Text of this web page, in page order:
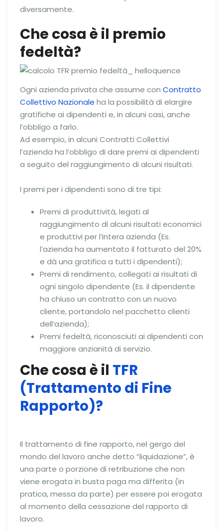
diversamente.
Che cosa è il premio
fedeltà?
Ogni azienda privata che assume con Contratto
Collettivo Nazionale ha la possibilità di elargire
gratifiche ai dipendenti e, in alcuni casi, anche
l’obbligo a farlo.
Ad esempio, in alcuni Contratti Collettivi
l’azienda ha l’obbligo di dare premi ai dipendenti
a seguito del raggiungimento di alcuni risultati.
I premi per i dipendenti sono di tre tipi:
Premi di produttività, legati al
raggiungimento di alcuni risultati economici
e produttivi per l’intera azienda (Es.
l’azienda ha aumentato il fatturato del 20%
e dà una gratifica a tutti i dipendenti);
Premi di rendimento, collegati ai risultati di
ogni singolo dipendente (Es. il dipendente
ha chiuso un contratto con un nuovo
cliente, portandolo nel pacchetto clienti
dell’azienda);
Premi fedeltà, riconosciuti ai dipendenti con
maggiore anzianità di servizio.
Che cosa è il TFR
(Trattamento di Fine
Rapporto)?
Il trattamento di fine rapporto, nel gergo del
mondo del lavoro anche detto “liquidazione”, è
una parte o porzione di retribuzione che non
viene erogata in busta paga ma differita (in
pratica, messa da parte) per essere poi erogata
al momento della cessazione del rapporto di
lavoro.